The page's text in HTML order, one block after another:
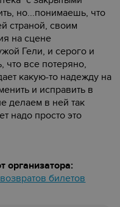
но...понимаешь, что
страной, своим
на сцене
Гели, и серого и
что все потеряно,
какую-то надежду на
и исправить в
делаем в ней так
надо просто это
организатора:
билетов